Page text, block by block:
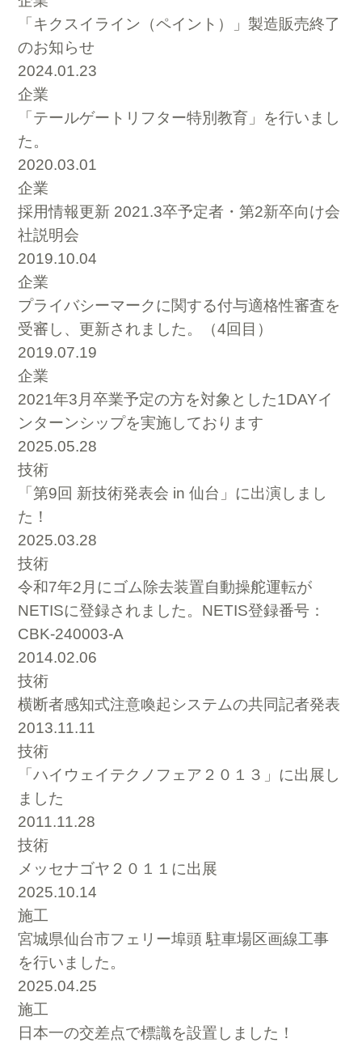
「キクスイライン（ペイント）」製造販売終了
のお知らせ
2024.01.23
企業
「テールゲートリフター特別教育」を行いまし
た。
2020.03.01
企業
採用情報更新 2021.3卒予定者・第2新卒向け会
社説明会
2019.10.04
企業
プライバシーマークに関する付与適格性審査を
受審し、更新されました。（4回目）
2019.07.19
企業
2021年3月卒業予定の方を対象とした1DAYイ
ンターンシップを実施しております
2025.05.28
技術
「第9回 新技術発表会 in 仙台」に出演しまし
た！
2025.03.28
技術
令和7年2月にゴム除去装置自動操舵運転が
NETISに登録されました。NETIS登録番号：
CBK-240003-A
2014.02.06
技術
横断者感知式注意喚起システムの共同記者発表
2013.11.11
技術
「ハイウェイテクノフェア２０１３」に出展し
ました
2011.11.28
技術
メッセナゴヤ２０１１に出展
2025.10.14
施工
宮城県仙台市フェリー埠頭 駐車場区画線工事
を行いました。
2025.04.25
施工
日本一の交差点で標識を設置しました！